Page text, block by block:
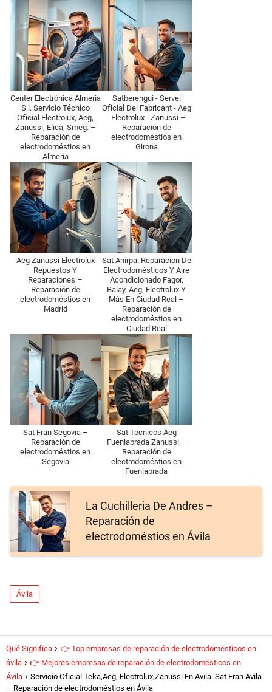
Center Electrónica Almeria
S.l. Servicio Técnico
Oficial Electrolux, Aeg,
Zanussi, Elica, Smeg. –
Reparación de
electrodoméstios en
Almería
Satberengui - Servei
Oficial Del Fabricant - Aeg
- Electrolux - Zanussi –
Reparación de
electrodoméstios en
Girona
Aeg Zanussi Electrolux
Repuestos Y
Reparaciones –
Reparación de
electrodoméstios en
Madrid
Sat Anirpa. Reparacion De
Electrodomésticos Y Aire
Acondicionado Fagor,
Balay, Aeg, Electrolux Y
Más En Ciudad Real –
Reparación de
electrodoméstios en
Ciudad Real
Sat Fran Segovia –
Reparación de
electrodoméstios en
Segovia
Sat Tecnicos Aeg
Fuenlabrada Zanussi –
Reparación de
electrodoméstios en
Fuenlabrada
La Cuchilleria De Andres –
Reparación de
electrodoméstios en Ávila‎
Ávila‎
Qué Significa
👉 Top empresas de reparación de electrodomésticos en
ávila
👉 Mejores empresas de reparación de electrodomésticos en
Ávila‎
Servicio Oficial Teka,Aeg, Electrolux,Zanussi En Avila. Sat Fran Avila
– Reparación de electrodoméstios en Ávila‎